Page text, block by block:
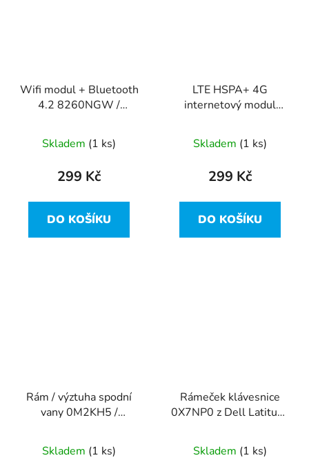
Wifi modul + Bluetooth
4.2 8260NGW /
Latitude E5470
Skladem (1 ks)
299 Kč
DO KOŠÍKU
LTE HSPA+ 4G
internetový modul
Dell Latitude E5470
Skladem (1 ks)
299 Kč
DO KOŠÍKU
Rám / výztuha spodní
vany 0M2KH5 /
Latitude E5470
Skladem (1 ks)
Rámeček klávesnice
0X7NP0 z Dell Latitude
Skladem (1 ks)